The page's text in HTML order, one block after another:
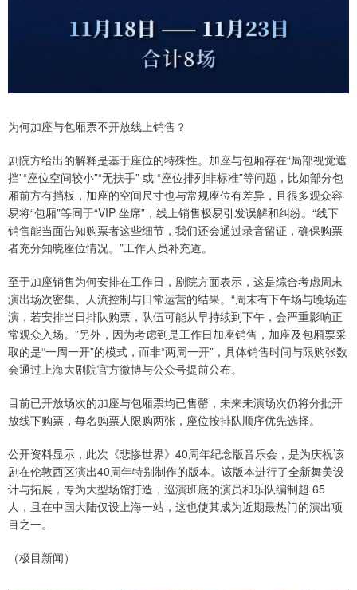
为何加座与包厢票不开放线上销售？
剧院方给出的解释是基于座位的特殊性。加座与包厢存在“局部视觉遮
挡”“座位空间较小”“无扶手” 或 “座位排列非标准”等问题，比如部分包
厢前方有挡板，加座的空间尺寸也与常规座位有差异，且很多观众容
易将“包厢”等同于“VIP 坐席”，线上销售极易引发误解和纠纷。“线下
销售能当面告知购票者这些细节，我们还会通过录音留证，确保购票
者充分知晓座位情况。”工作人员补充道。
至于加座销售为何安排在工作日，剧院方面表示，这是综合考虑周末
演出场次密集、人流控制与日常运营的结果。“周末有下午场与晚场连
演，若安排当日排队购票，队伍可能从早持续到下午，会严重影响正
常观众入场。”另外，因为考虑到是工作日加座销售，加座及包厢票采
取的是“一周一开”的模式，而非“两周一开”，具体销售时间与限购张数
会通过上海大剧院官方微博与公众号提前公布。
目前已开放场次的加座与包厢票均已售罄，未来未演场次仍将分批开
放线下购票，每名购票人限购两张，座位按排队顺序优先选择。
公开资料显示，此次《悲惨世界》40周年纪念版音乐会，是为庆祝该
剧在伦敦西区演出40周年特别制作的版本。该版本进行了全新舞美设
计与拓展，专为大型场馆打造，巡演班底的演员和乐队编制超 65
人，且在中国大陆仅设上海一站，这也使其成为近期最热门的演出项
目之一。
（极目新闻）